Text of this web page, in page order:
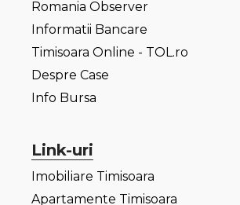
Romania Observer
Informatii Bancare
Timisoara Online - TOL.ro
Despre Case
Info Bursa
Link-uri
Imobiliare Timisoara
Apartamente Timisoara